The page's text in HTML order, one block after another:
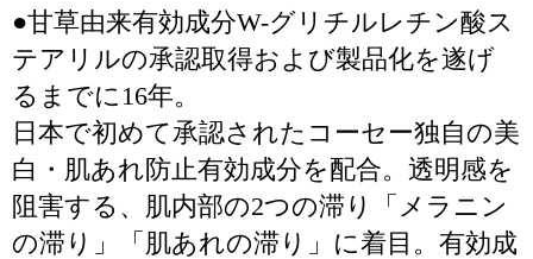
●甘草由来有効成分W-グリチルレチン酸ス
テアリルの承認取得および製品化を遂げ
るまでに16年。
日本で初めて承認されたコーセー独自の美
白・肌あれ防止有効成分を配合。透明感を
阻害する、肌内部の2つの滞り「メラニン
の滞り」「肌あれの滞り」に着目。有効成